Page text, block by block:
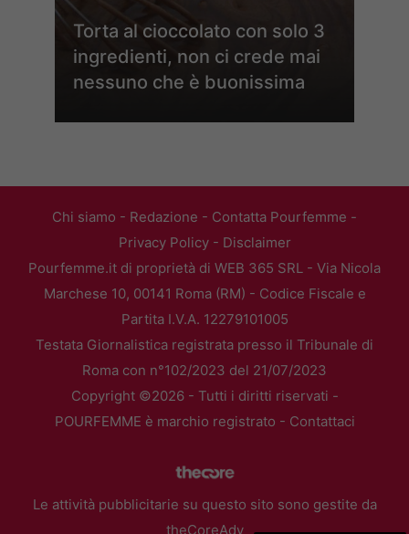
Torta al cioccolato con solo 3
ingredienti, non ci crede mai
nessuno che è buonissima
Chi siamo - Redazione - Contatta Pourfemme -
Privacy Policy- Disclaimer
Pourfemme.it di proprietà di WEB 365 SRL - Via Nicola
Marchese 10, 00141 Roma (RM) - Codice Fiscale e
Partita I.V.A. 12279101005
Testata Giornalistica registrata presso il Tribunale di
Roma con n°102/2023 del 21/07/2023
Copyright ©2026 - Tutti i diritti riservati -
POURFEMME è marchio registrato - Contattaci
Le attività pubblicitarie su questo sito sono gestite da
theCoreAdv